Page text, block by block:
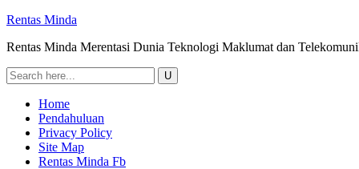
Rentas Minda
Rentas Minda Merentasi Dunia Teknologi Maklumat dan
Home
Pendahuluan
Privacy Policy
Site Map
Rentas Minda Fb